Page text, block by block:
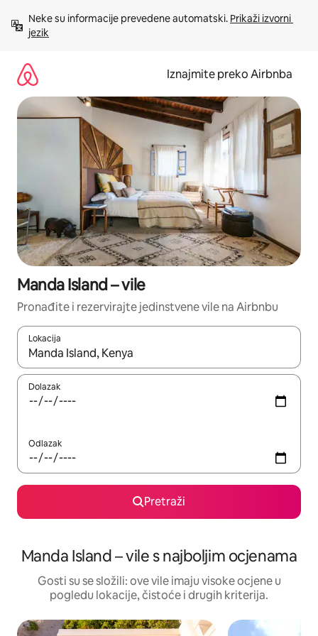
sadržaj
Neke su informacije prevedene automatski. Prikaži izvorni
jezik
Iznajmite preko Airbnba
Manda Island – vile
Pronađite i rezervirajte jedinstvene vile na Airbnbu
Lokacija
Kada budu dostupni rezultati, moći ćete ih pregledati
Dolazak
Odlazak
Pretraži
Manda Island – vile s najboljim ocjenama
Gosti su se složili: ove vile imaju visoke ocjene u
pogledu lokacije, čistoće i drugih kriterija.